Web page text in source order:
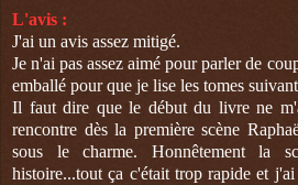
L'avis :
J'ai un avis assez mitigé.
Je n'ai pas assez aimé pour parler de
emballé pour que je lise les tomes
Il faut dire que le début du livre ne
rencontre dès la première scène
sous le charme. Honnêtement la
histoire...tout ça c'était trop rapide et